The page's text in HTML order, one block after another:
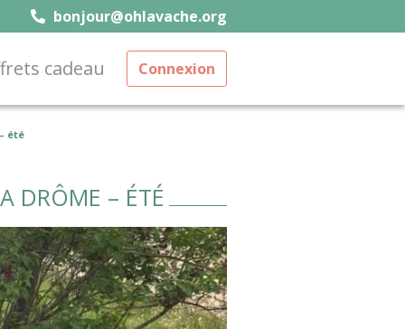
bonjour@ohlavache.org
cadeau Connexion
été
DRÔME – ÉTÉ